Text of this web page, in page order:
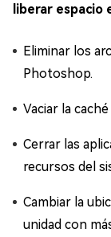
liberar espacio
Eliminar los
Photoshop.
Vaciar la
Cerrar las
recursos del
Cambiar la
unidad con